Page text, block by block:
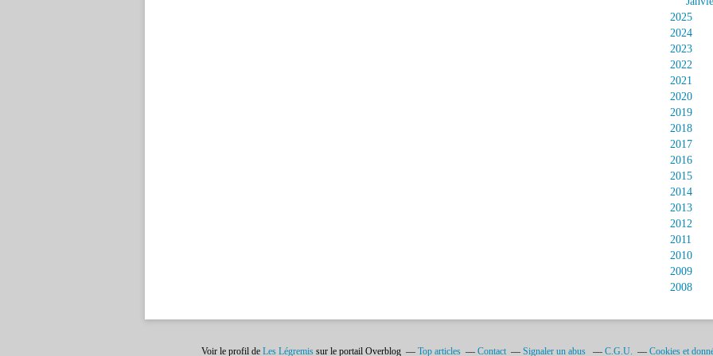
2025
2024
2023
2022
2021
2020
2019
2018
2017
2016
2015
2014
2013
2012
2011
2010
2009
2008
Voir le profil de Les Légremis sur le portail Overblog Top articles Contact Signaler un abus C.G.U. Cookies et